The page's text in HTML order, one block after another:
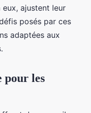
eux, ajustent leur
posés par ces
adaptées aux
pour les